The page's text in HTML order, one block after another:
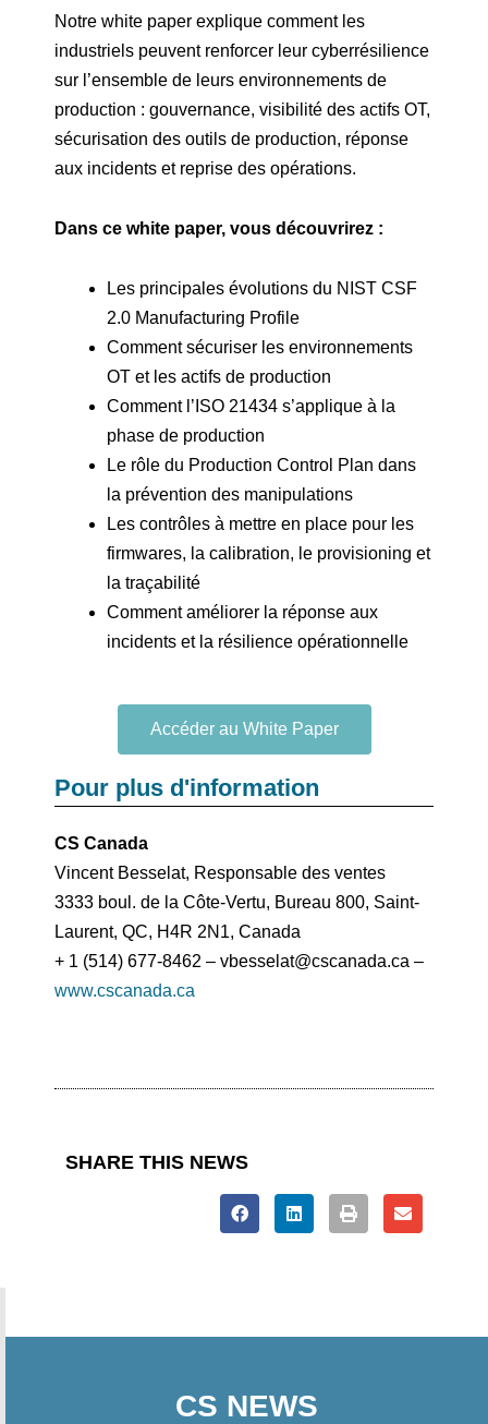
Notre white paper explique comment les
industriels peuvent renforcer leur cyberrésilience
sur l’ensemble de leurs environnements de
production : gouvernance, visibilité des actifs OT,
sécurisation des outils de production, réponse
aux incidents et reprise des opérations.
Dans ce white paper, vous découvrirez :
Les principales évolutions du NIST CSF
2.0 Manufacturing Profile
Comment sécuriser les environnements
OT et les actifs de production
Comment l’ISO 21434 s’applique à la
phase de production
Le rôle du Production Control Plan dans
la prévention des manipulations
Les contrôles à mettre en place pour les
firmwares, la calibration, le provisioning et
la traçabilité
Comment améliorer la réponse aux
incidents et la résilience opérationnelle
Accéder au White Paper
Pour plus d'information
CS Canada
Vincent Besselat, Responsable des ventes
3333 boul. de la Côte-Vertu, Bureau 800, Saint-
Laurent, QC, H4R 2N1, Canada
+ 1 (514) 677-8462 – vbesselat@cscanada.ca –
www.cscanada.ca
SHARE THIS NEWS
CS NEWS